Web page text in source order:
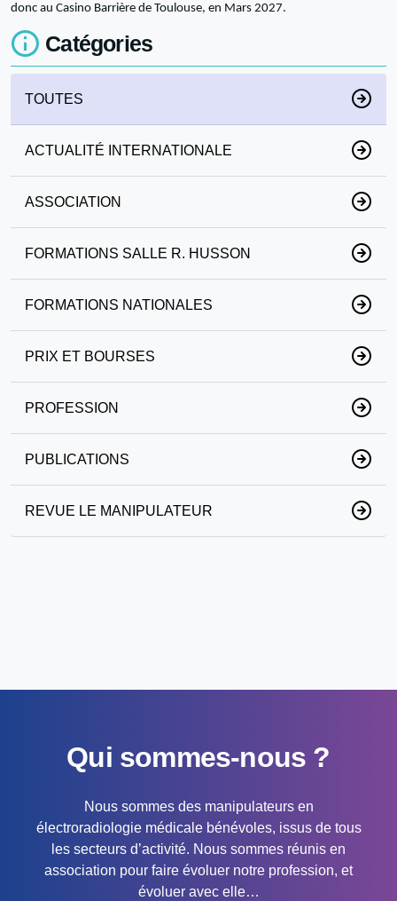
donc au Casino Barrière de Toulouse, en Mars 2027.
Catégories
TOUTES
ACTUALITÉ INTERNATIONALE
ASSOCIATION
FORMATIONS SALLE R. HUSSON
FORMATIONS NATIONALES
PRIX ET BOURSES
PROFESSION
PUBLICATIONS
REVUE LE MANIPULATEUR
Qui sommes-nous ?
Nous sommes des manipulateurs en
électroradiologie médicale bénévoles, issus de tous
les secteurs d’activité. Nous sommes réunis en
association pour faire évoluer notre profession, et
évoluer avec elle…